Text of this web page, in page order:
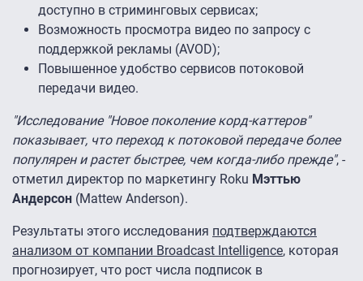
доступно в стриминговых сервисах;
Возможность просмотра видео по запросу с
поддержкой рекламы (AVOD);
Повышенное удобство сервисов потоковой
передачи видео.
"Исследование "Новое поколение корд-каттеров"
показывает, что переход к потоковой передаче более
популярен и растет быстрее, чем когда-либо прежде", -
отметил директор по маркетингу Roku Мэттью
Андерсон (Mattew Anderson).
Результаты этого исследования подтверждаются
анализом от компании Broadcast Intelligence, которая
прогнозирует, что рост числа подписок в